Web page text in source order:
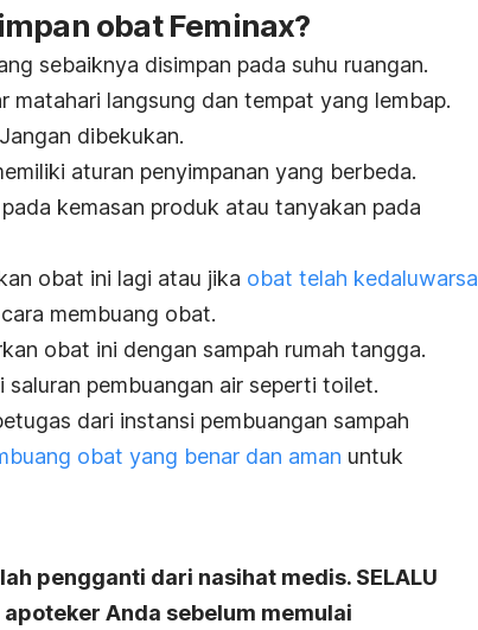
obat Feminax?
sebaiknya disimpan pada suhu ruangan.
matahari langsung dan tempat yang lembap.
dibekukan.
aturan penyimpanan yang berbeda.
kemasan produk atau tanyakan pada
obat ini lagi atau jika obat telah kedaluwarsa
membuang obat.
obat ini dengan sampah rumah tangga.
pembuangan air seperti toilet.
dari instansi pembuangan sampah
obat yang benar dan aman untuk
pengganti dari nasihat medis. SELALU
Anda sebelum memulai